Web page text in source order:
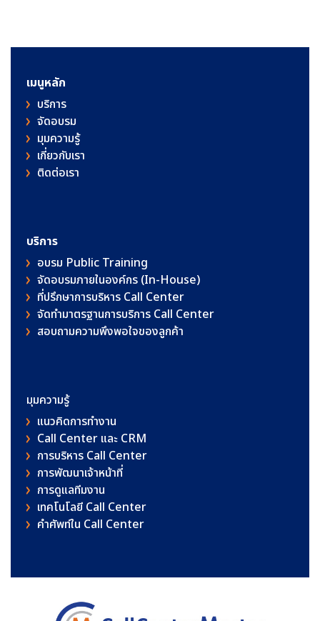
เมนูหลัก
บริการ
จัดอบรม
มุมความรู้
เกี่ยวกับเรา
ติดต่อเรา
บริการ
อบรม Public Training
จัดอบรมภายในองค์กร (In-House)
ที่ปรึกษาการบริหาร Call Center
จัดทำมาตรฐานการบริการ Call Center
สอบถามความพึงพอใจของลูกค้า
มุมความรู้
แนวคิดการทำงาน
Call Center และ CRM
การบริหาร Call Center
การพัฒนาเจ้าหน้าที่
การดูแลทีมงาน
เทคโนโลยี Call Center
คําศัพท์ใน Call Center